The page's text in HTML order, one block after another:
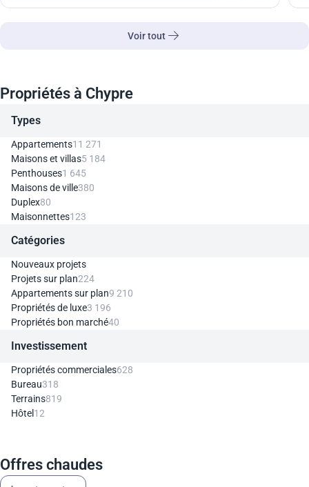
Voir tout
Propriétés à Chypre
Types
Appartements11 271
Maisons et villas5 184
Penthouses1 645
Maisons de ville380
Duplex80
Maisonnettes123
Catégories
Nouveaux projets
Projets sur plan224
Appartements sur plan9 210
Propriétés de luxe3 196
Propriétés bon marché40
Investissement
Propriétés commerciales628
Bureau318
Terrains819
Hôtel 12
Offres chaudes